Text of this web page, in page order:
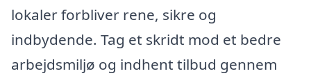
lokaler forbliver rene, sikre og
indbydende. Tag et skridt mod et bedre
arbejdsmiljø og indhent tilbud gennem